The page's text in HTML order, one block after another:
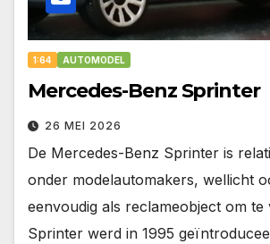
1:64 AUTOMODEL
Mercedes-Benz Sprinter
26 MEI 2026
De Mercedes-Benz Sprinter is
onder modelautomakers, wellicht
eenvoudig als reclameobject om te
Sprinter werd in 1995